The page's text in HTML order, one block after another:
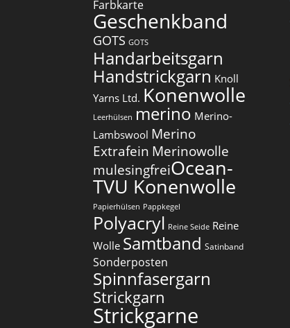
Farbkarte
Geschenkband
GOTS GOTS
Handarbeitsgarn
Handstrickgarn Knoll
Yarns Ltd. Konenwolle
Leerhülsen merino Merino-
Lambswool Merino
Extrafein Merinowolle
mulesingfrei​Ocean-
TVU Konenwolle
Papierhülsen Pappkegel
Polyacryl Reine Seide Reine
Wolle Samtband Satinband
Sonderposten
Spinnfasergarn
Strickgarn
Strickgarne